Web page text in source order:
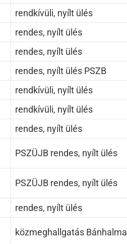
rendkívüli, nyílt ülés
rendes, nyílt ülés
rendes, nyílt ülés
rendes, nyílt ülés PSZB
rendkívüli, nyílt ülés
rendkívüli, nyílt ülés
rendes, nyílt ülés
PSZÜJB rendes, nyílt ülés
PSZÜJB rendes, nyílt ülés
rendes, nyílt ülés
közmeghallgatás Bánhalma